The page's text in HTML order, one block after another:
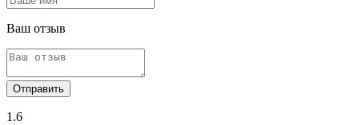
Ваш отзыв
Отправить
1.6